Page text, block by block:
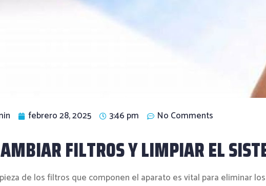
febrero 28, 2025 3:46 pm No Comments
FILTROS Y LIMPIAR EL
de los filtros que componen el aparato es vital para eliminar